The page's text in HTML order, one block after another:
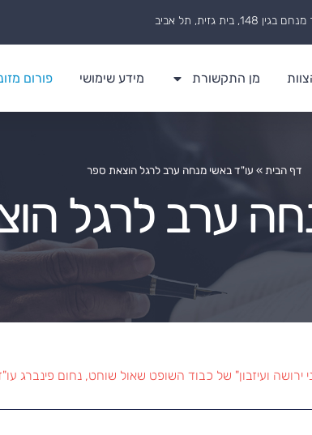
148, בית גזית, תל אביב
מן התקשורת מידע שימושי פורום
דף הבית » עו"ד באשי מנחה ערב לרגל הוצאת ספר
ערב לרגל
ועיזבון" של כבוד השופט שאול שוחט, נחום פינברג